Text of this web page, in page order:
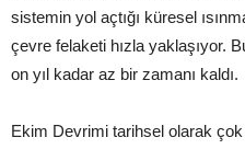
sistemin yol açtığı küresel
çevre felaketi hızla yaklaşıyor.
on yıl kadar az bir zamanı kaldı.
Ekim Devrimi tarihsel olarak